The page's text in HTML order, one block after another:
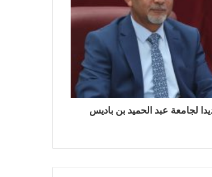
لجامعة عبد الحميد بن باديس